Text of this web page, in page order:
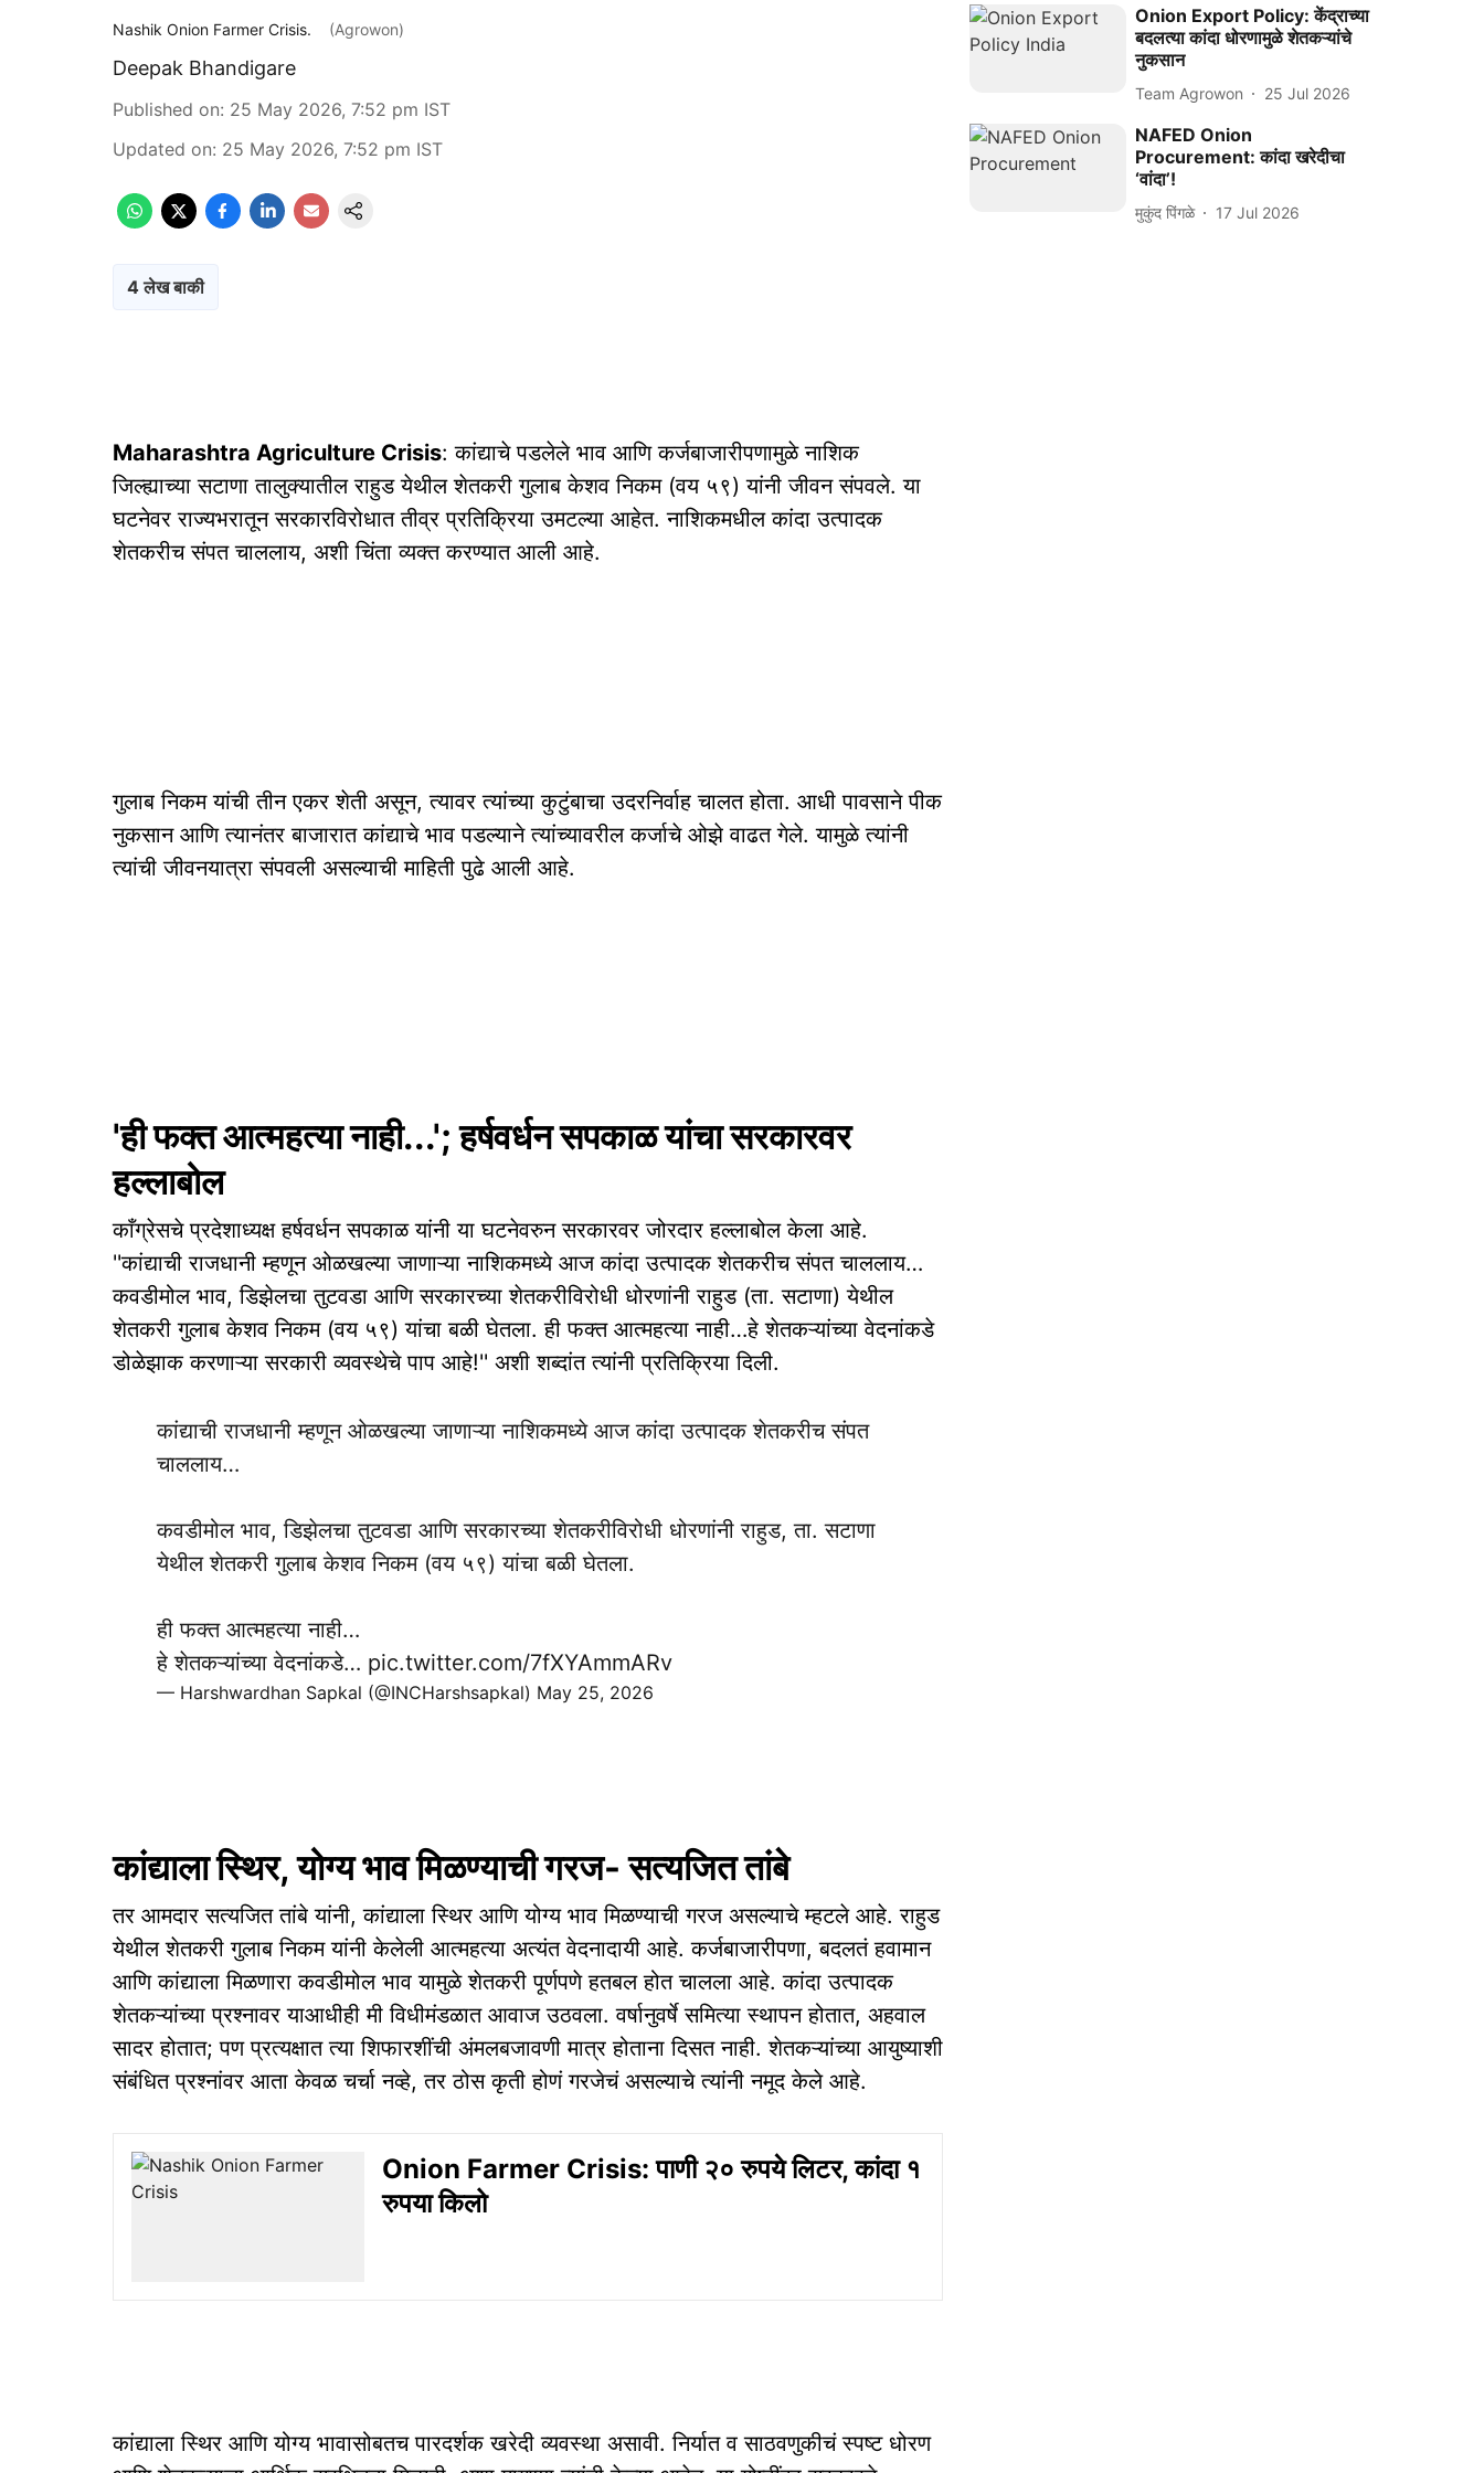
Nashik Onion Farmer Crisis. (Agrowon)
Deepak Bhandigare
Published on: 25 May 2026, 7:52 pm IST
Updated on: 25 May 2026, 7:52 pm IST
4 लेख बाकी
Maharashtra Agriculture Crisis: कांद्याचे पडलेले भाव आणि कर्जबाजारीपणामुळे नाशिक
जिल्ह्याच्या सटाणा तालुक्यातील राहुड येथील शेतकरी गुलाब केशव निकम (वय ५९) यांनी जीवन संपवले. या
घटनेवर राज्यभरातून सरकारविरोधात तीव्र प्रतिक्रिया उमटल्या आहेत. नाशिकमधील कांदा उत्पादक
शेतकरीच संपत चाललाय, अशी चिंता व्यक्त करण्यात आली आहे.
गुलाब निकम यांची तीन एकर शेती असून, त्यावर त्यांच्या कुटुंबाचा उदरनिर्वाह चालत होता. आधी पावसाने पीक
नुकसान आणि त्यानंतर बाजारात कांद्याचे भाव पडल्याने त्यांच्यावरील कर्जाचे ओझे वाढत गेले. यामुळे त्यांनी
त्यांची जीवनयात्रा संपवली असल्याची माहिती पुढे आली आहे.
'ही फक्त आत्महत्या नाही...'; हर्षवर्धन सपकाळ यांचा सरकारवर
हल्लाबोल
काँग्रेसचे प्रदेशाध्यक्ष हर्षवर्धन सपकाळ यांनी या घटनेवरुन सरकारवर जोरदार हल्लाबोल केला आहे.
''कांद्याची राजधानी म्हणून ओळखल्या जाणाऱ्या नाशिकमध्ये आज कांदा उत्पादक शेतकरीच संपत चाललाय…
कवडीमोल भाव, डिझेलचा तुटवडा आणि सरकारच्या शेतकरीविरोधी धोरणांनी राहुड (ता. सटाणा) येथील
शेतकरी गुलाब केशव निकम (वय ५९) यांचा बळी घेतला. ही फक्त आत्महत्या नाही…हे शेतकऱ्यांच्या वेदनांकडे
डोळेझाक करणाऱ्या सरकारी व्यवस्थेचे पाप आहे!'' अशी शब्दांत त्यांनी प्रतिक्रिया दिली.
कांद्याची राजधानी म्हणून ओळखल्या जाणाऱ्या नाशिकमध्ये आज कांदा उत्पादक शेतकरीच संपत
चाललाय…
कवडीमोल भाव, डिझेलचा तुटवडा आणि सरकारच्या शेतकरीविरोधी धोरणांनी राहुड, ता. सटाणा
येथील शेतकरी गुलाब केशव निकम (वय ५९) यांचा बळी घेतला.
ही फक्त आत्महत्या नाही…
हे शेतकऱ्यांच्या वेदनांकडे… pic.twitter.com/7fXYAmmARv
— Harshwardhan Sapkal (@INCHarshsapkal) May 25, 2026
कांद्याला स्थिर, योग्य भाव मिळण्याची गरज- सत्यजित तांबे
तर आमदार सत्यजित तांबे यांनी, कांद्याला स्थिर आणि योग्य भाव मिळण्याची गरज असल्याचे म्हटले आहे. राहुड
येथील शेतकरी गुलाब निकम यांनी केलेली आत्महत्या अत्यंत वेदनादायी आहे. कर्जबाजारीपणा, बदलतं हवामान
आणि कांद्याला मिळणारा कवडीमोल भाव यामुळे शेतकरी पूर्णपणे हतबल होत चालला आहे. कांदा उत्पादक
शेतकऱ्यांच्या प्रश्नावर याआधीही मी विधीमंडळात आवाज उठवला. वर्षानुवर्षे समित्या स्थापन होतात, अहवाल
सादर होतात; पण प्रत्यक्षात त्या शिफारशींची अंमलबजावणी मात्र होताना दिसत नाही. शेतकऱ्यांच्या आयुष्याशी
संबंधित प्रश्नांवर आता केवळ चर्चा नव्हे, तर ठोस कृती होणं गरजेचं असल्याचे त्यांनी नमूद केले आहे.
Onion Farmer Crisis: पाणी २० रुपये लिटर, कांदा १
रुपया किलो
कांद्याला स्थिर आणि योग्य भावासोबतच पारदर्शक खरेदी व्यवस्था असावी. निर्यात व साठवणुकीचं स्पष्ट धोरण
Onion Export Policy: केंद्राच्या
बदलत्या कांदा धोरणामुळे शेतकऱ्यांचे
नुकसान
Team Agrowon 25 Jul 2026
NAFED Onion
Procurement: कांदा खरेदीचा
‘वांदा’!
मुकुंद पिंगळे 17 Jul 2026